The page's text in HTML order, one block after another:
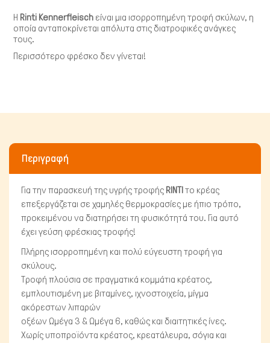
Η Rinti Kennerfleisch είναι μια ισορροπημένη τροφή σκύλων, η
οποία ανταποκρίνεται απόλυτα στις διατροφικές ανάγκες
τους.
Περισσότερο φρέσκο δεν γίνεται!
Περιγραφή
Για την παρασκευή της υγρής τροφής RINTIτο κρέας
επεξεργάζεται σε χαμηλές θερμοκρασίες με ήπιο τρόπο,
προκειμένου να διατηρήσει τη φυσικότητά του. Για αυτό
έχει γεύση φρέσκιας τροφής!
Πλήρης ισορροπημένη και πολύ εύγευστη τροφή για
σκύλους.
Τροφή πλούσια σε πραγματικά κομμάτια κρέατος,
εμπλουτισμένη με βιταμίνες, ιχνοστοιχεία, μίγμα
ακόρεστων λιπαρών
οξέων Ωμέγα 3 & Ωμέγα 6, καθώς και διαιτητικές ίνες.
Χωρίς υποπροϊόντα κρέατος, κρεατάλευρα, σόγια και